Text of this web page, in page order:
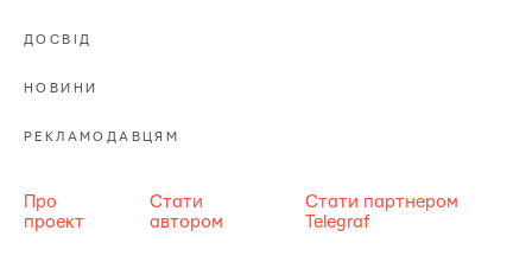
ДОСВІД
НОВИНИ
РЕКЛАМОДАВЦЯМ
Про
проект
Стати
автором
Стати партнером
Telegraf